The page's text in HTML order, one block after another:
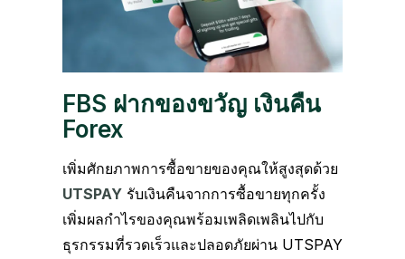
FBS ฝากของขวัญ เงินคืน
Forex
เพิ่มศักยภาพการซื้อขายของคุณให้สูงสุดด้วย
UTSPAY รับเงินคืนจากการซื้อขายทุกครั้ง
เพิ่มผลกำไรของคุณพร้อมเพลิดเพลินไปกับ
ธุรกรรมที่รวดเร็วและปลอดภัยผ่าน UTSPAY